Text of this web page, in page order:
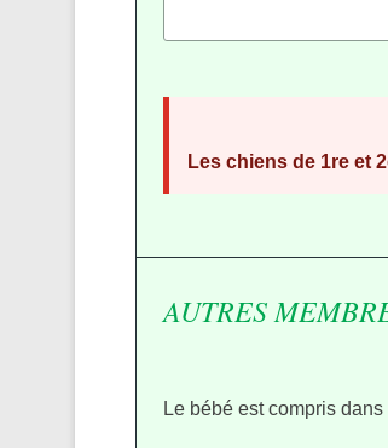
Les chiens de 1re et
AUTRES
Le bébé est compris